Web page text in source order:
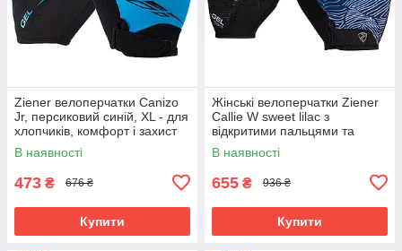
Ziener велоперчатки Canizo
Jr, персиковий синій, XL - для
хлопчиків, комфорт і захист
В наявності
473 ₴ 676 ₴
Купити
Жінські велоперчатки Ziener
Callie W sweet lilac з
відкритими пальцями та
дихаючою шкірою Amara
В наявності
655 ₴ 936 ₴
Купити